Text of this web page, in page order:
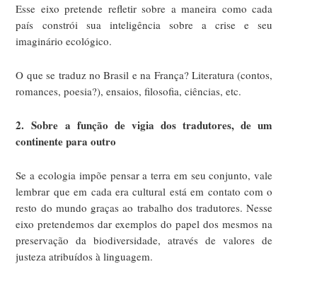
Esse eixo pretende refletir sobre a maneira como cada
país constrói sua inteligência sobre a crise e seu
imaginário ecológico.
O que se traduz no Brasil e na França? Literatura (contos,
romances, poesia?), ensaios, filosofia, ciências, etc.
2. Sobre a função de vigia dos tradutores, de um
continente para outro
Se a ecologia impõe pensar a terra em seu conjunto, vale
lembrar que em cada era cultural está em contato com o
resto do mundo graças ao trabalho dos tradutores. Nesse
eixo pretendemos dar exemplos do papel dos mesmos na
preservação da biodiversidade, através de valores de
justeza atribuídos à linguagem.